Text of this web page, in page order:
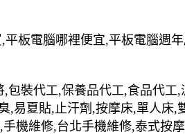
板電腦哪裡便宜,平板電腦週
裝代工,保養品代工,食品代工
,易夏貼,止汗劑,按摩床,單人床,
機維修,台北手機維修,泰式按